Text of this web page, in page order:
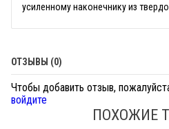
усиленному наконечнику из
ОТЗЫВЫ (0)
Чтобы добавить отзыв,
войдите
ПОХОЖИЕ